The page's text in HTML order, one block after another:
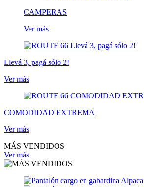
CAMPERAS
Ver más
Llevá 3, pagá sólo 2!
Ver más
COMODIDAD EXTREMA
Ver más
MÁS VENDIDOS
Ver más